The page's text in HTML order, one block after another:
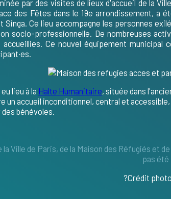
par des visites de lieux d'accueil de la
des Fêtes dans le 19e arrondissement, a
Singa. Ce lieu accompagne les personnes
socio-professionnelle. De nombreuses
Ce nouvel équipement municipal
lieu à la Halte Humanitaire, située dans l'
un accueil inconditionnel, central et
bénévoles.
la Ville de Paris, de la Maison des Réfugiés et
pas
?Crédit